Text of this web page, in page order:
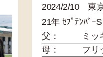
2024/2/10
21年 ｾﾌﾟﾃﾝﾊﾞｰ
父：
ミッ
母：
フリ